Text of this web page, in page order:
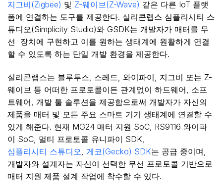
지그비(Zigbee) 및 Z-웨이브(Z-Wave) 같은 다른 IoT 플랫
폼에 연결하는 도구를 제공한다. 실리콘랩스 심플리시티 스
튜디오(Simplicity Studio)와 GSDK는 개발자가 매터를 무
선 장치에 구현하고 이를 원하는 생태계에 원활하게 연결
할 수 있도록 하는 단일 개발 환경을 제공한다.
실리콘랩스는 블루투스, 스레드, 와이파이, 지그비 또는 Z-
웨이브 등 어떠한 프로토콜이든 관계없이 하드웨어, 소프
트웨어, 개발 툴 솔루션을 제공함으로써 개발자가 자신의
제품을 매터 및 모든 주요 스마트 기기 생태계에 연결할 수
있게 해준다. 현재 MG24 매터 지원 SoC, RS9116 와이파
이 SoC, 멀티 프로토콜 유니파이 SDK,
심플리시티 스튜디오, 게코(Gecko) SDK는 공급 중이며,
개발자와 설계자는 자신이 선택한 무선 프로토콜 기반으로
매터 지원 제품 설계 작업에 착수할 수 있다.